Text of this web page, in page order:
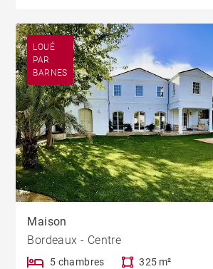
LOUÉ
PAR
BARNES
Maison
Bordeaux - Centre
5 chambres 325 m²